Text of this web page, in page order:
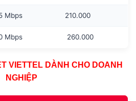
Mbps 210.000
Mbps 260.000
VIETTEL DÀNH CHO DOANH
NGHIỆP